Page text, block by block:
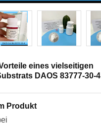
eines vielseitigen
DAOS 83777-30-4
Produkt